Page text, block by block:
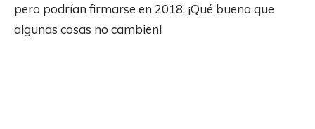
pero podrían firmarse en 2018. ¡Qué bueno que
algunas cosas no cambien!